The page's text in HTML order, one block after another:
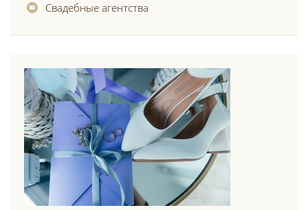
Свадебные агентства